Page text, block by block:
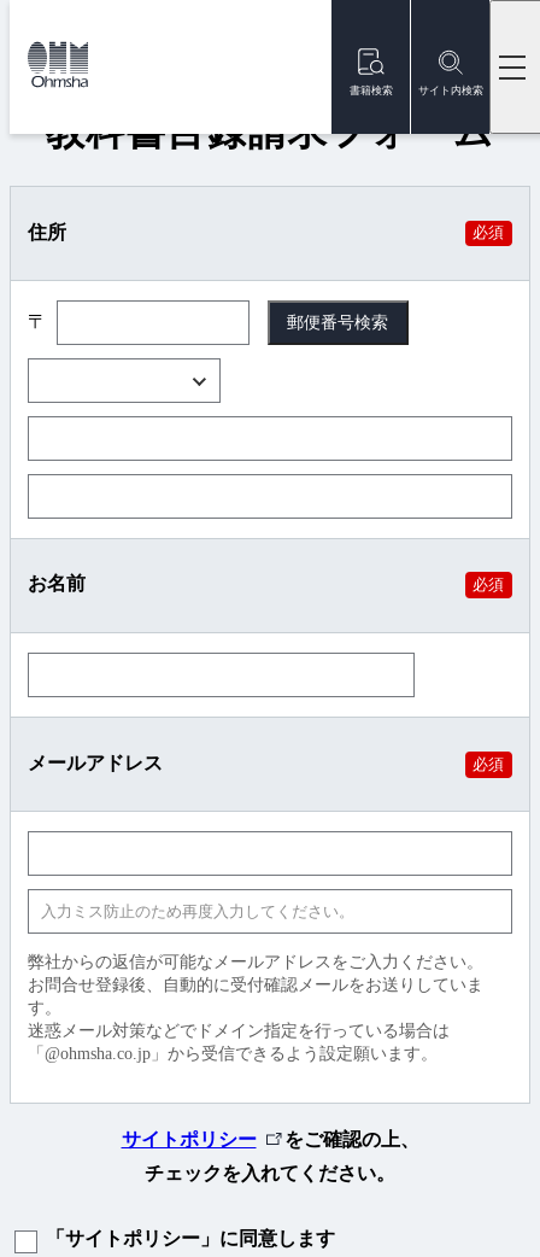
書籍検索 サイト内検索
トップ
教科書目録請求フォーム
住所 必須
〒 郵便番号検索
お名前 必須
メールアドレス 必須
弊社からの返信が可能なメールアドレスをご入力ください。
お問合せ登録後、自動的に受付確認メールをお送りしていま
す。
迷惑メール対策などでドメイン指定を行っている場合は
「@ohmsha.co.jp」から受信できるよう設定願います。
サイトポリシー
外
部
ン
をご確認の上、
チェックを入れてください。
「サイトポリシー」に同意します